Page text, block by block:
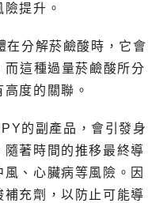
提升。
分解菸鹼酸時，它會
這種過量菸鹼酸所分
度的關聯。
的副產品，會引發身
著時間的推移最終導
、心臟病等風險。因
充劑，以防止可能導